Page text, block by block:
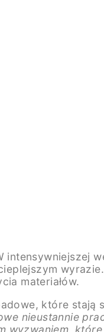
materiałów.
które stają
nieustannie
wyzwaniem,